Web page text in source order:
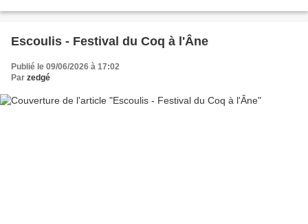
Escoulis - Festival du Coq à l'Âne
Publié le 09/06/2026 à 17:02
Par zedgé